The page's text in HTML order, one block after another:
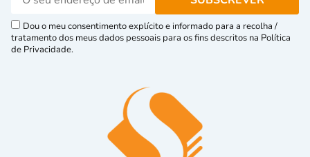
Dou o meu consentimento explícito e informado para a recolha /
tratamento dos meus dados pessoais para os fins descritos na Política
de Privacidade.